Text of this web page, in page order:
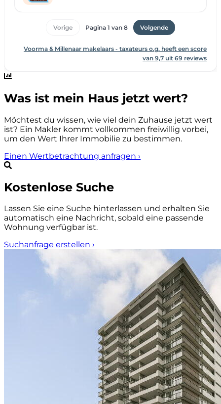
Was ist mein Haus jetzt wert?
Möchtest du wissen, wie viel dein Zuhause jetzt wert
ist? Ein Makler kommt vollkommen freiwillig vorbei,
um den Wert Ihrer Immobilie zu bestimmen.
Einen Wertbetrachtung anfragen ›
Kostenlose Suche
Lassen Sie eine Suche hinterlassen und erhalten Sie
automatisch eine Nachricht, sobald eine passende
Wohnung verfügbar ist.
Suchanfrage erstellen ›